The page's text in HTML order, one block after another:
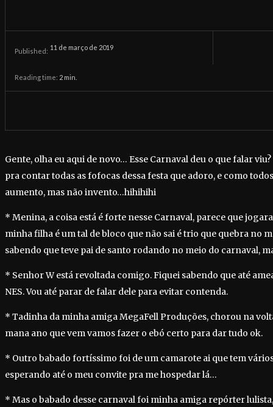
Published: 11 de março de 2019
Reading time: 2 min.
Gente, olha eu aqui de novo… Esse Carnaval deu o que falar
pra contar todas as fofocas dessa festa que adoro, e como
aumento, mas não invento…hihihihi
* Menina, a coisa está é forte nesse Carnaval, parece que
minha filha é um tal de bloco que não sai é trio que quebra no
sabendo que teve pai de santo rodando no meio do carnaval,
* Senhor W está revoltada comigo. Fiquei sabendo que até
NES. Vou até parar de falar dele para evitar contenda.
* Tadinha da minha amiga MegaFell Produções, chorou na
mana ano que vem vamos fazer o ebó certo para dar tudo ok.
* Outro babado fortíssimo foi de um camarote ai que tem
esperando até o meu convite pra me hospedar lá…
* Mas o babado desse carnaval foi minha amiga repórter